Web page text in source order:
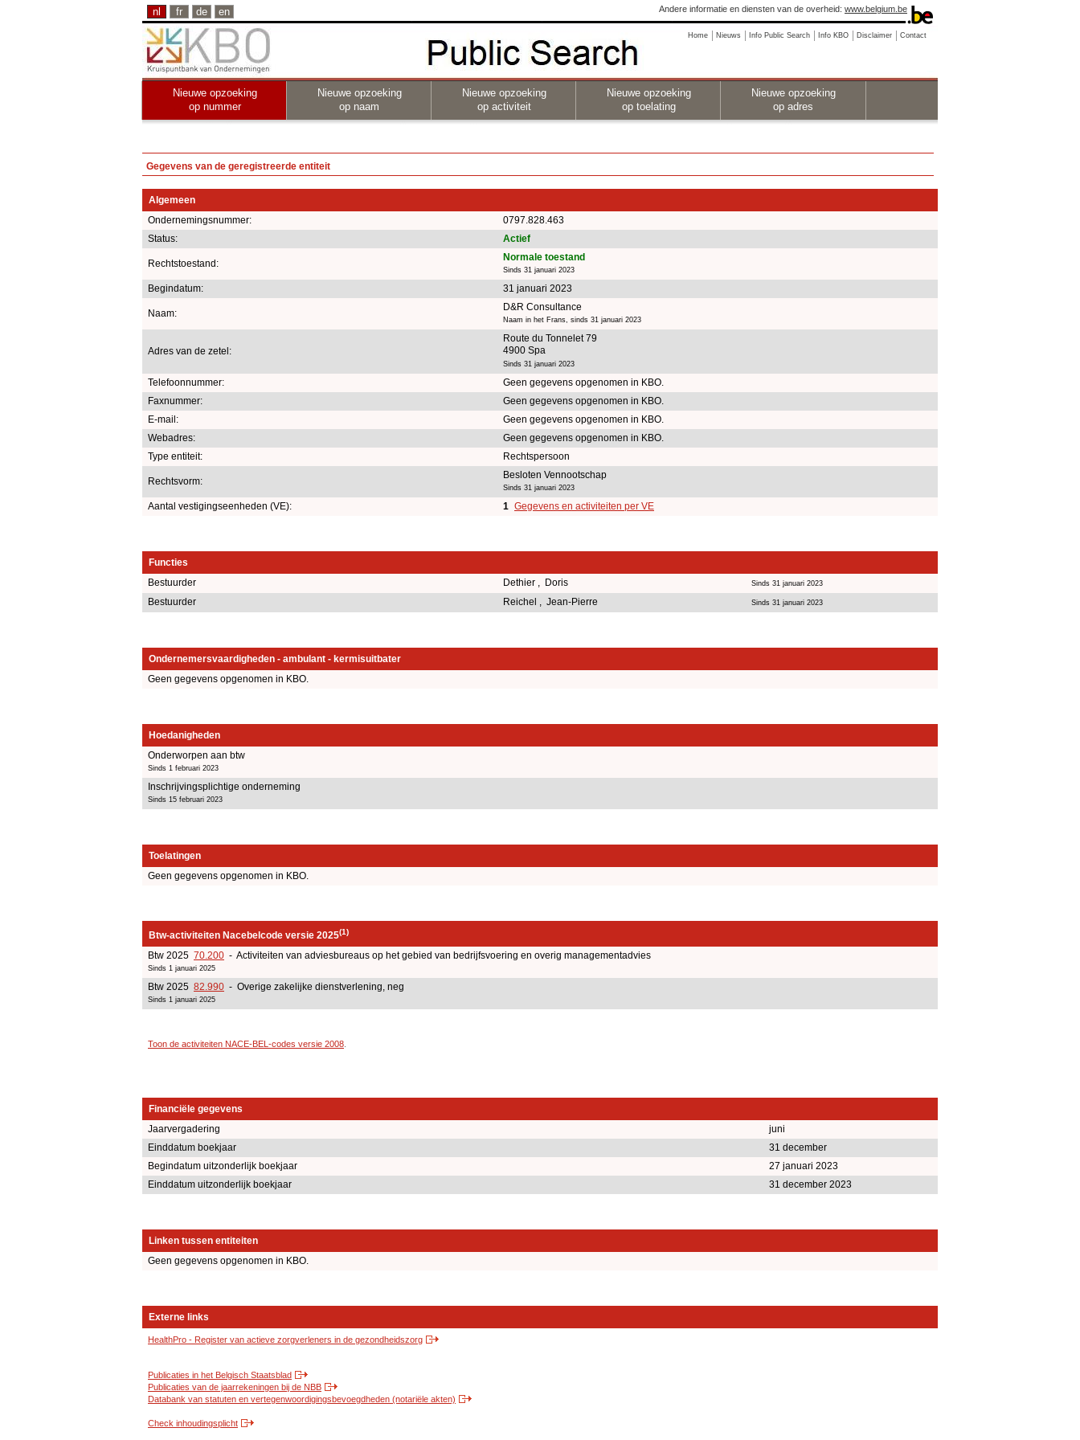
nl fr de en Andere informatie en diensten van de overheid: www.belgium.be
Home Nieuws Info Public Search Info KBO Disclaimer Contact
Nieuwe opzoeking
op nummer
Nieuwe opzoeking
op naam
Nieuwe opzoeking
op activiteit
Nieuwe opzoeking
op toelating
Nieuwe opzoeking
op adres
Gegevens van de geregistreerde entiteit
Algemeen
Ondernemingsnummer:
0797.828.463
Status:
Actief
Rechtstoestand:
Normale toestand
Sinds 31 januari 2023
Begindatum: 31 januari 2023
Naam:
D&R Consultance
Naam in het Frans, sinds 31 januari 2023
Adres van de zetel:
Route du Tonnelet 79
4900 Spa
Sinds 31 januari 2023
Telefoonnummer:
Geen gegevens opgenomen in KBO.
Faxnummer:
Geen gegevens opgenomen in KBO.
E-mail:
Geen gegevens opgenomen in KBO.
Webadres:
Geen gegevens opgenomen in KBO.
Type entiteit:
Rechtspersoon
Rechtsvorm:
Besloten Vennootschap
Sinds 31 januari 2023
Aantal vestigingseenheden (VE): 1 Gegevens en activiteiten per VE
Functies
Bestuurder
Dethier , Doris Sinds 31 januari 2023
Bestuurder Reichel , Jean-Pierre Sinds 31 januari 2023
Ondernemersvaardigheden - ambulant - kermisuitbater
Geen gegevens opgenomen in KBO.
Hoedanigheden
Onderworpen aan btw
Sinds 1 februari 2023
Inschrijvingsplichtige onderneming
Sinds 15 februari 2023
Toelatingen
Geen gegevens opgenomen in KBO.
Btw-activiteiten Nacebelcode versie 2025(1)
Btw 2025 70.200 - Activiteiten van adviesbureaus op het gebied van bedrijfsvoering en overig managementadvies
Sinds 1 januari 2025
Btw 2025 82.990 - Overige zakelijke dienstverlening, neg
Sinds 1 januari 2025
Toon de activiteiten NACE-BEL-codes versie 2008
Financiële gegevens
Jaarvergadering
juni
Einddatum boekjaar
31 december
Begindatum uitzonderlijk boekjaar
27 januari 2023
Einddatum uitzonderlijk boekjaar
31 december 2023
Linken tussen entiteiten
Geen gegevens opgenomen in KBO.
Externe links
HealthPro - Register van actieve zorgverleners in de gezondheidszorg
Publicaties in het Belgisch Staatsblad
Publicaties van de jaarrekeningen bij de NBB
Databank van statuten en vertegenwoordigingsbevoegdheden (notariële akten)
Check inhoudingsplicht